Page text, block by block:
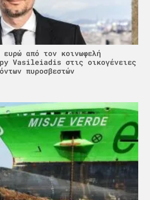
από τον κοινωφελή
Vasileiadis στις οικογένειες
πυροσβεστών